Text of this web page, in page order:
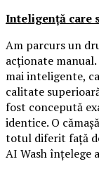
Inteligență care
Am parcurs un
acționate
mai inteligente,
calitate
fost concepută
identice. O
totul diferit față
AI Wash înțelege